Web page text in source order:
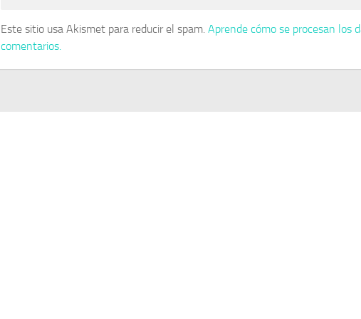
Este sitio usa Akismet para reducir el spam. Aprende cómo se procesan los
comentarios.